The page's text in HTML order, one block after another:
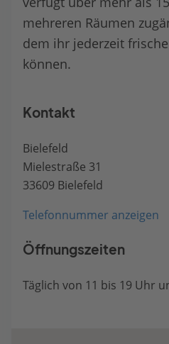
mehreren Räumen
dem ihr jederzeit
können.
Kontakt
Bielefeld
Mielestraße 31
33609 Bielefeld
Telefonnummer anzeigen
Öffnungszeiten
Täglich von 11 bis 19 Uhr